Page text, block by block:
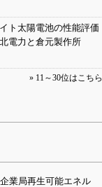
ト太陽電池の性能評価
電力と倉元製作所
» 11～30位はこちら
業局再生可能エネル